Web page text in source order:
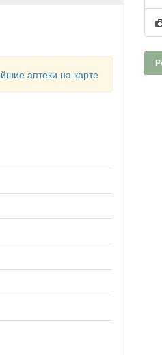
аптеки на карте